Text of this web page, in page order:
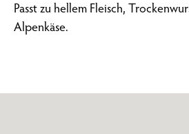
Passt zu hellem Fleisch,
Alpenkäse.